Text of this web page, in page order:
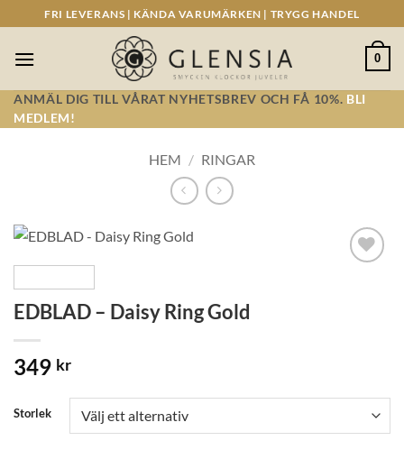
to
content
FRI LEVERANS | KÄNDA VARUMÄRKEN | TRYGG HANDEL
0
ANMÄL DIG TILL VÅRAT NYHETSBREV OCH FÅ 10%. BLI
MEDLEM!
HEM / RINGAR
EDBLAD – Daisy Ring Gold
349 kr
Storlek